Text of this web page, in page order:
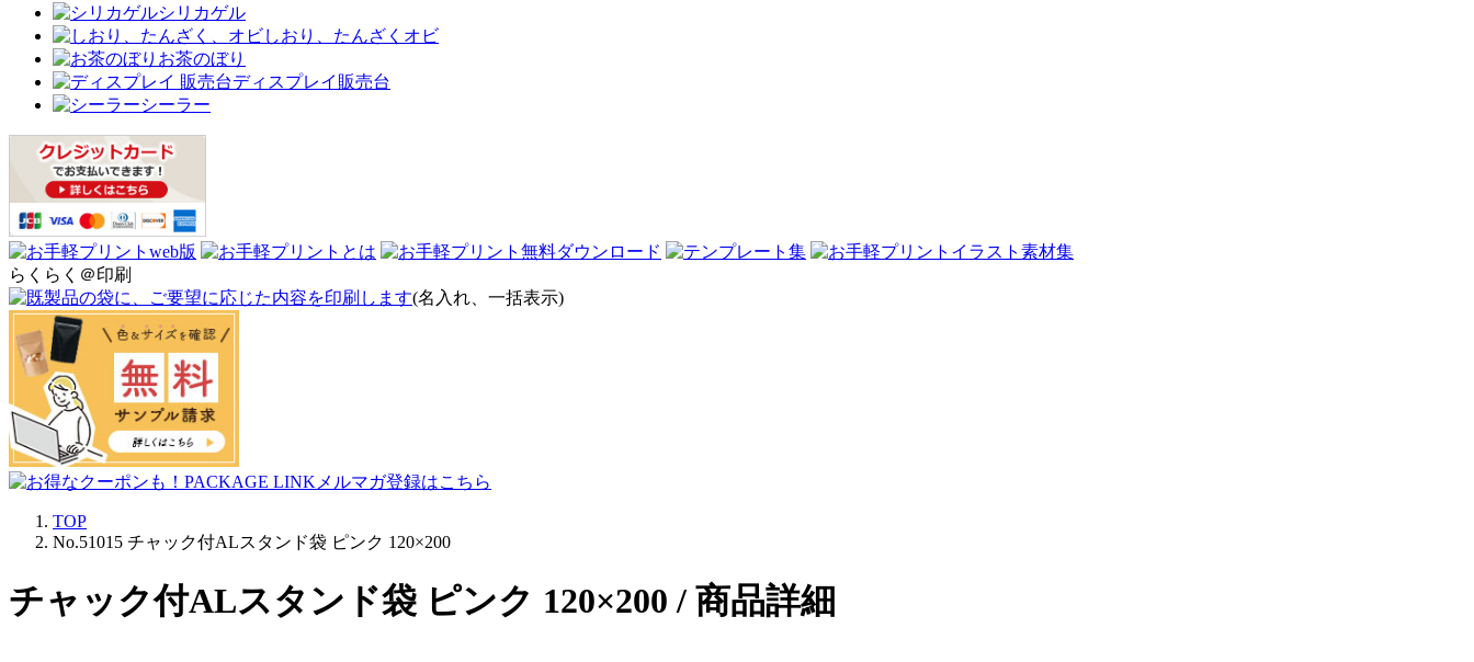
シリカゲル
しおり、たんざくオビ
お茶のぼり
ディスプレイ販売台
シーラー
らくらく＠印刷
(名入れ、一括表示)
TOP
No.51015 チャック付ALスタンド袋 ピンク 120×200
チャック付ALスタンド袋 ピンク 120×200 / 商品詳細